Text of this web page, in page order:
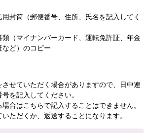
封筒（郵便番号、住所、氏名を記入してく
（マイナンバーカード、運転免許証、年金
ど）のコピー
せていただく場合がありますので、日中連
を記入してください。
合はこちらで記入することはできません。
ただくか、返送することになります。